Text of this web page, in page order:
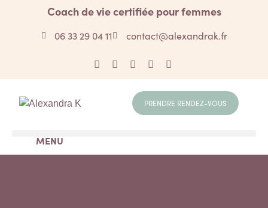
Coach de vie certifiée pour femmes
06 33 29 04 11 contact@alexandrak.fr
PRENDRE RENDEZ-VOUS
MENU